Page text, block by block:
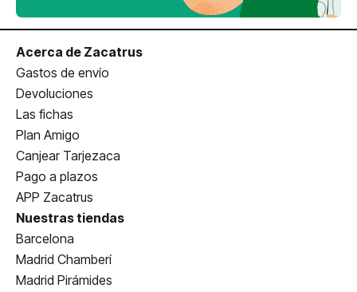
Acerca de Zacatrus
Gastos de envío
Devoluciones
Las fichas
Plan Amigo
Canjear Tarjezaca
Pago a plazos
APP Zacatrus
Nuestras tiendas
Barcelona
Madrid Chamberí
Madrid Pirámides